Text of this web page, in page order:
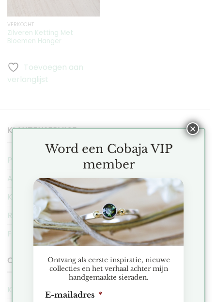
VERKOCHT
Zilveren Ketting Met
Bloemen Hanger
Toevoegen aan
verlanglijst
KLANTENSERVICE
Privacy Regeling
Algemene Voorwaarden
Klachten
Ruilen & Retourneren
FAQ
COBAJA NIEUWS
Kerstmarkt Historische Tuin Aalsmeer 2025
Word een Cobaja VIP
member
Ontvang als eerste inspiratie, nieuwe
collecties en het verhaal achter mijn
handgemaakte sieraden.
E-mailadres *
×